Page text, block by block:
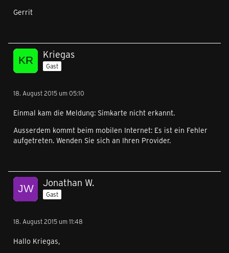
Gerrit
Kriegas
Gast
18. August 2015 um 05:10
Einmal kam die Meldung: Simkarte nicht erkannt.
Ausserdem kommt beim mobilen Internet: Es ist ein Fehler
aufgetreten. Wenden Sie sich an Ihren Provider.
Jonathan W.
Gast
18. August 2015 um 11:48
Hallo Kriegas,